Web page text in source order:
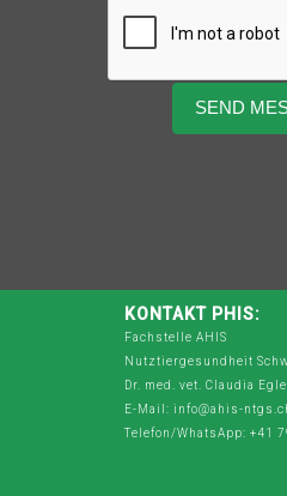
KONTAKT PHIS:
Fachstelle AHIS
Nutztiergesundheit
Dr. med. vet. Claudia Egle
E-Mail: info@ahis-
Telefon/WhatsApp: +41